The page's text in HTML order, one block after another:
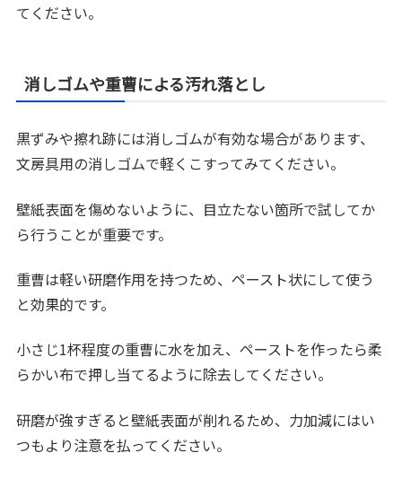
てください。
消しゴムや重曹による汚れ落とし
黒ずみや擦れ跡には消しゴムが有効な場合があります、
文房具用の消しゴムで軽くこすってみてください。
壁紙表面を傷めないように、目立たない箇所で試してか
ら行うことが重要です。
重曹は軽い研磨作用を持つため、ペースト状にして使う
と効果的です。
小さじ1杯程度の重曹に水を加え、ペーストを作ったら柔
らかい布で押し当てるように除去してください。
研磨が強すぎると壁紙表面が削れるため、力加減にはい
つもより注意を払ってください。